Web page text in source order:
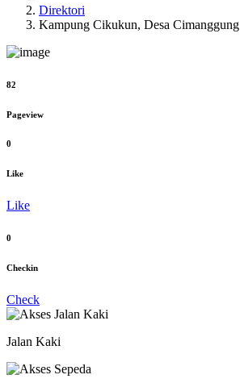
Direktori
Kampung Cikukun, Desa Cimanggung
82
Pageview
0
Like
Like
0
Checkin
Check
Jalan Kaki